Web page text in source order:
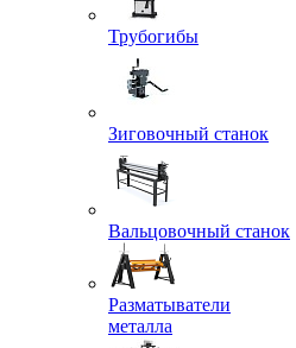
Трубогибы
Зиговочный станок
Вальцовочный станок
Разматыватели
металла